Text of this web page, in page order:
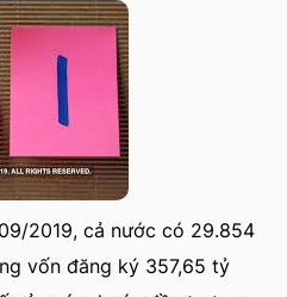
2019, cả nước có 29.854
vốn đăng ký 357,65 tỷ